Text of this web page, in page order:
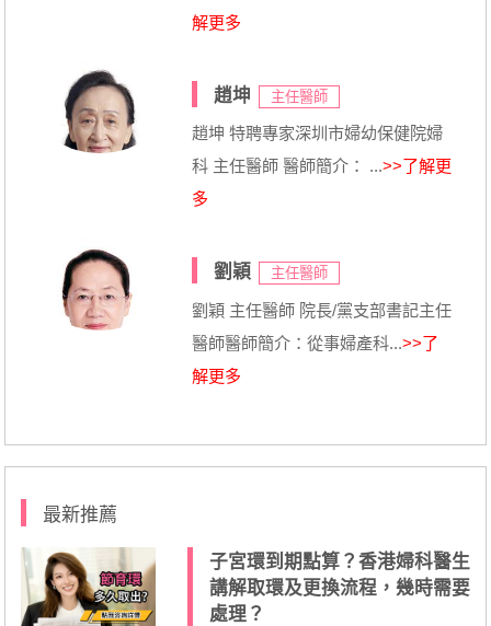
解更多
趙坤 主任醫師
趙坤 特聘專家深圳市婦幼保健院婦
科 主任醫師 醫師簡介： ...>>了解更
多
劉穎 主任醫師
劉穎 主任醫師 院長/黨支部書記主任
醫師醫師簡介：從事婦產科...>>了
解更多
最新推薦
子宮環到期點算？香港婦科醫生
講解取環及更換流程，幾時需要
處理？